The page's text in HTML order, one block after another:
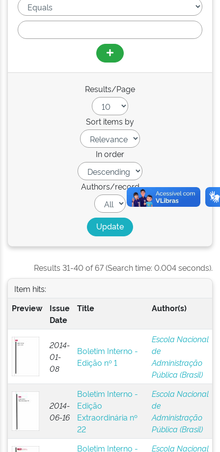
Results/Page
Sort items by
In order
Authors/record
Results 31-40 of 67 (Search time: 0.004 seconds).
Item hits:
Preview
Issue
Date
Title Author(s)
2014-
01-
08
Boletim Interno -
Edição nº 1
Escola Nacional
de
Administração
Pública (Brasil)
2014-
06-16
Boletim Interno -
Edição
Extraordinária nº
22
Escola Nacional
de
Administração
Pública (Brasil)
Boletim Interno -
Escola Nacional